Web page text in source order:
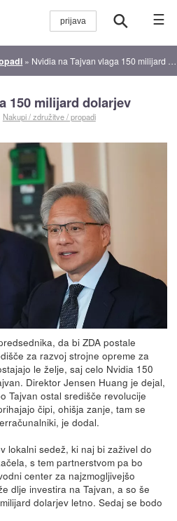
☰
» Nvidia na Tajvan vlaga 150 milijard dolarjev
150 milijard dolarjev
Nakupi / združitve / propadi
da bi ZDA postale
za razvoj strojne opreme za
le želje, saj celo Nvidia 150
Direktor Jensen Huang je dejal,
Tajvan ostal središče revolucije
čipi, ohišja zanje, tam se
je dodal.
lokalni sedež, ki naj bi zaživel do
s tem partnerstvom pa bo
center za najzmogljivejšo
dlje investira na Tajvan, a so še
dolarjev letno. Sedaj se bodo